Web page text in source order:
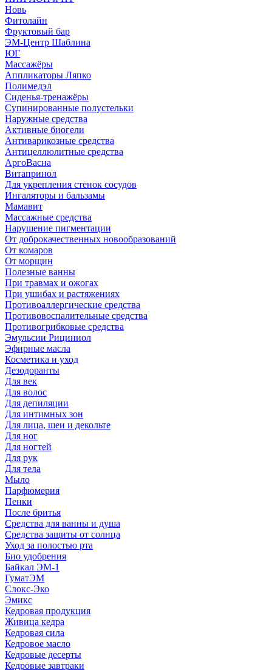
Новь
Фитолайн
Фруктовый бар
ЭМ-Центр Шаблина
ЮГ
Массажёры
Аппликаторы Ляпко
Полимедэл
Сиденья-тренажёры
Супинированные полустельки
Наружные средства
Активные биогели
Антиварикозные средства
Антицеллюлитные средства
АргоВасна
Витапринол
Для укрепления стенок сосудов
Ингаляторы и бальзамы
Мамавит
Массажные средства
Нарушение пигментации
От доброкачественных новообразований
От комаров
От морщин
Полезные ванны
При травмах и ожогах
При ушибах и растяжениях
Противоаллергические средства
Противовоспалительные средства
Противогрибковые средства
Эмульсии Рициниол
Эфирные масла
Косметика и уход
Дезодоранты
Для век
Для волос
Для депиляции
Для интимных зон
Для лица, шеи и декольте
Для ног
Для ногтей
Для рук
Для тела
Мыло
Парфюмерия
Пенки
После бритья
Средства для ванны и душа
Средства защиты от солнца
Уход за полостью рта
Био удобрения
Байкал ЭМ-1
ГуматЭМ
Слокс-Эко
Эмикс
Кедровая продукция
Живица кедра
Кедровая сила
Кедровое масло
Кедровые десерты
Кедровые завтраки